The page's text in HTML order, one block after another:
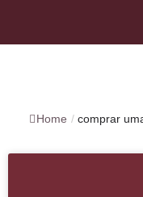
Home / comprar